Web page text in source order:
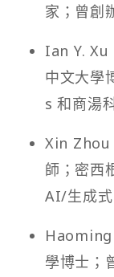
家；曾創
Ian Y. Xu
中文大學
s 和商湯
Xin Zhou
師；密西
AI/生成式
Haoming
學博士；